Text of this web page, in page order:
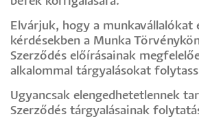
Elvárjuk, hogy a munkavállalókat
kérdésekben a Munka
Szerződés előírásainak
alkalommal tárgyalásokat
Ugyancsak elengedhetetlennek
Szerződés tárgyalásainak